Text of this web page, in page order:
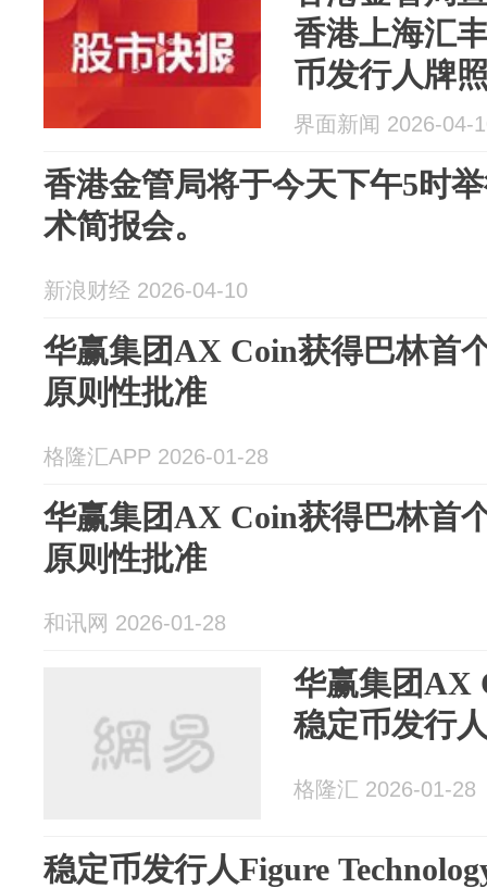
香港上海汇
币发行人牌
界面新闻 2026-04-
香港金管局将于今天下午5时
术简报会。
新浪财经 2026-04-10
华赢集团AX Coin获得巴林首
原则性批准
格隆汇APP 2026-01-28
华赢集团AX Coin获得巴林首
原则性批准
和讯网 2026-01-28
华赢集团AX
稳定币发行
格隆汇 2026-01-28
稳定币发行人Figure